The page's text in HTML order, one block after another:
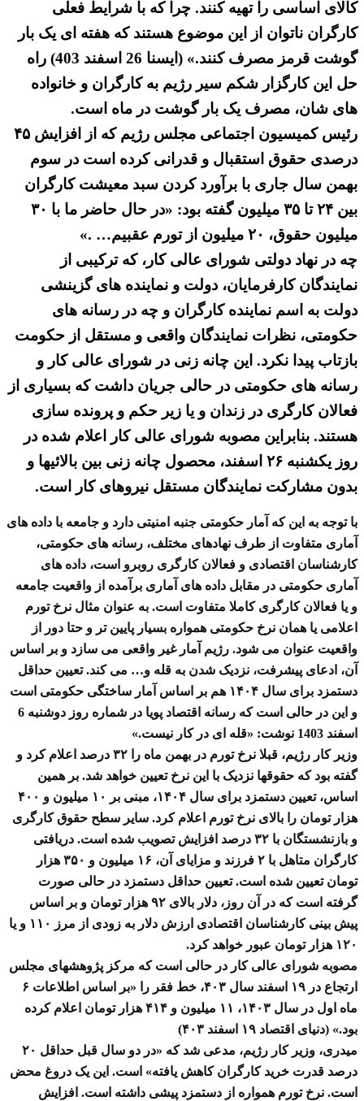
کالای اساسی را تهیه کنند. چرا که با شرایط فعلی
کارگران ناتوان از این موضوع هستند که هفته ای یک بار
گوشت قرمز مصرف کنند.» (ایسنا 26 اسفند 403) راه
حل این کارگزار شکم سیر رژیم به کارگران و خانواده
های شان، مصرف یک بار گوشت در ماه است.
رئیس کمیسیون اجتماعی مجلس رژیم که از افزایش ۴۵
درصدی حقوق استقبال و قدرانی کرده است در سوم
بهمن سال جاری با برآورد کردن سبد معیشت کارگران
بین ۲۴ تا ۳۵ میلیون گفته بود: «در حال حاضر ما با ۳۰
میلیون حقوق، ۲۰ میلیون از تورم عقبیم… .»
چه در نهاد دولتی شورای عالی کار، که ترکیبی از
نمایندگان کارفرمایان، دولت و نماینده های گزینشی
دولت به اسم نماینده کارگران و چه در رسانه های
حکومتی، نظرات نمایندگان واقعی و مستقل از حکومت
بازتاب پیدا نکرد. این چانه زنی در شورای عالی کار و
رسانه های حکومتی در حالی جریان داشت که بسیاری از
فعالان کارگری در زندان و یا زیر حکم و پرونده سازی
هستند. بنابراین مصوبه شورای عالی کار اعلام شده در
روز یکشنبه ۲۶ اسفند، محصول چانه زنی بین بالائیها و
بدون مشارکت نمایندگان مستقل نیروهای کار است.
با توجه به این که آمار حکومتی جنبه امنیتی دارد و جامعه با داده های
آماری متفاوت از طرف نهادهای مختلف، رسانه های حکومتی،
کارشناسان اقتصادی و فعالان کارگری روبرو است، داده های
آماری حکومتی در مقابل داده های آماری برآمده از واقعیت جامعه
و یا فعالان کارگری کاملا متفاوت است. به عنوان مثال نرخ تورم
اعلامی یا همان نرخ حکومتی همواره بسیار پایین تر و حتا دور از
واقعیت عنوان می شود. رژیم آمار غیر واقعی می سازد و بر اساس
آن، ادعای پیشرفت، نزدیک شدن به قله و… می کند. تعیین حداقل
دستمزد برای سال ۱۴۰۴ هم بر اساس آمار ساختگی حکومتی است
و این در حالی است که رسانه اقتصاد پویا در شماره روز دوشنبه 6
اسفند 1403 نوشت: «قله ای در کار نیست.»
وزیر کار رژیم، قبلا نرخ تورم در بهمن ماه را ۳۲ درصد اعلام کرد و
گفته بود که حقوقها نزدیک با این نرخ تعیین خواهد شد. بر همین
اساس، تعیین دستمزد برای سال ۱۴۰۴، مبنی بر ۱۰ میلیون و ۴۰۰
هزار تومان را بالای نرخ تورم اعلام کرد. سایر سطح حقوق کارگری
و بازنشستگان با ۳۲ درصد افزایش تصویب شده است. دریافتی
کارگران متاهل با ۲ فرزند و مزایای آن، ۱۶ میلیون و ۳۵۰ هزار
تومان تعیین شده است. تعیین حداقل دستمزد در حالی صورت
گرفته است که در آن روز، دلار بالای ۹۲ هزار تومان و بر اساس
پیش بینی کارشناسان اقتصادی ارزش دلار به زودی از مرز ۱۱۰ و یا
۱۲۰ هزار تومان عبور خواهد کرد.
مصوبه شورای عالی کار در حالی است که مرکز پژوهشهای مجلس
ارتجاع در ۱۹ اسفند سال ۴۰۳، خط فقر را «بر اساس اطلاعات ۶
ماه اول در سال ۱۴۰۳، ۱۱ میلیون و ۴۱۴ هزار تومان اعلام کرده
بود.» (دنیای اقتصاد ۱۹ اسفند ۴۰۳)
میدری، وزیر کار رژیم، مدعی شد که «در دو سال قبل حداقل ۲۰
درصد قدرت خرید کارگران کاهش یافته» است. این یک دروغ محض
است. نرخ تورم همواره از دستمزد پیشی داشته است. افزایش